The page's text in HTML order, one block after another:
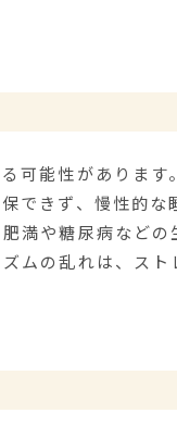
可能性があります。
できず、慢性的な
満や糖尿病などの
ムの乱れは、ス